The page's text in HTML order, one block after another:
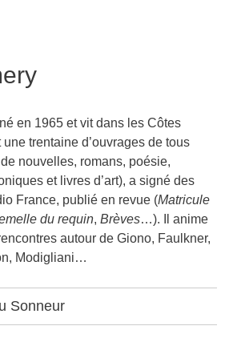
en 1965 et vit dans les Côtes
une trentaine d’ouvrages de tous
nouvelles, romans, poésie,
et livres d’art), a signé des
France, publié en revue (Matricule
du requin, Brèves…). Il anime
autour de Giono, Faulkner,
Modigliani…
Sonneur